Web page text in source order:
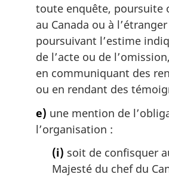
toute enquête, poursuite
au Canada ou à
poursuivant l’estime
de l’acte ou de
en communiquant des
ou en rendant des
e) une mention de
l’organisation :
(i) soit de confisquer
Majesté du chef du